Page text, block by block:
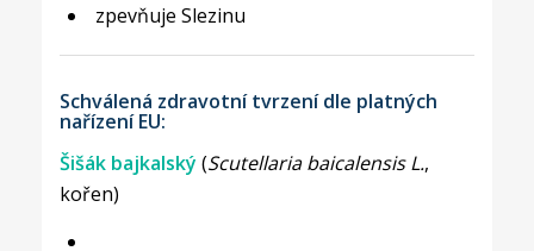
zpevňuje Slezinu
Schválená zdravotní tvrzení dle platných
nařízení EU:
Šišák bajkalský (Scutellaria baicalensis L.,
kořen)